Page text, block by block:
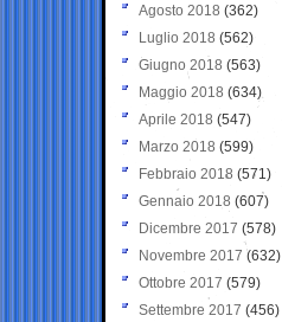
Agosto 2018 (362)
Luglio 2018 (562)
Giugno 2018 (563)
Maggio 2018 (634)
Aprile 2018 (547)
Marzo 2018 (599)
Febbraio 2018 (571)
Gennaio 2018 (607)
Dicembre 2017 (578)
Novembre 2017 (632)
Ottobre 2017 (579)
Settembre 2017 (456)